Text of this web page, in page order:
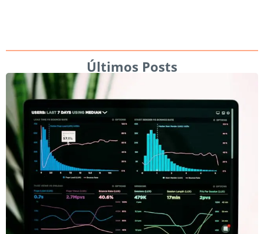
Últimos Posts